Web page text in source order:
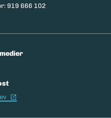
919 666 102